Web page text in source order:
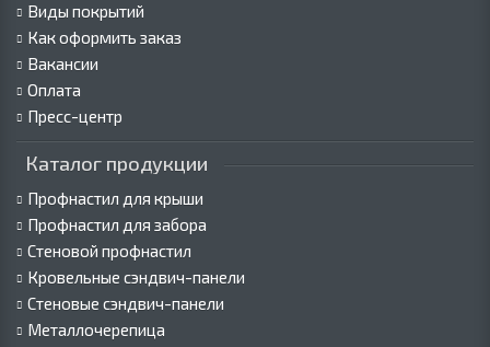
Виды покрытий
Как оформить заказ
Вакансии
Оплата
Пресс-центр
Каталог продукции
Профнастил для крыши
Профнастил для забора
Стеновой профнастил
Кровельные сэндвич-панели
Стеновые сэндвич-панели
Металлочерепица